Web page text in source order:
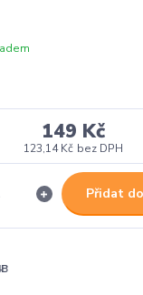
149 Kč
123,14 Kč bez DPH
Přidat